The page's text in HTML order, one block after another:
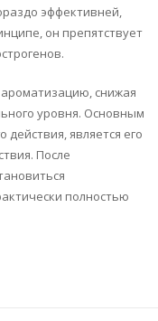
эффективней,
он препятствует
снижая
уровня. Основным
действия, является его
После
полностью